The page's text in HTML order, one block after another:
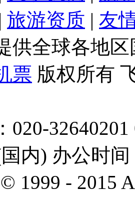
| 旅游资质 | 友
供全球各地
票 版权所有
020-
内) 办公时
1999 - 2015